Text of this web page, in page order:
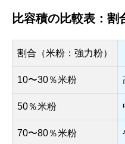
比容積の比較表：割
割合（米粉：強力粉）
10〜30％米粉
50％米粉
70〜80％米粉